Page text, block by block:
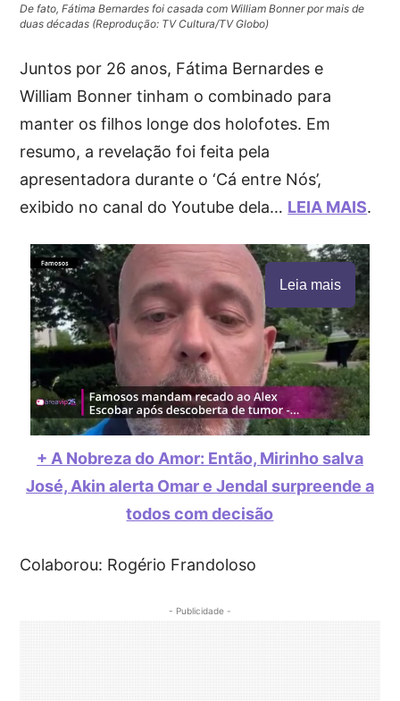
De fato, Fátima Bernardes foi casada com William Bonner por mais de
duas décadas (Reprodução: TV Cultura/TV Globo)
Juntos por 26 anos, Fátima Bernardes e
William Bonner tinham o combinado para
manter os filhos longe dos holofotes. Em
resumo, a revelação foi feita pela
apresentadora durante o ‘Cá entre Nós’,
exibido no canal do Youtube dela… LEIA MAIS.
Leia mais
+ A Nobreza do Amor: Então, Mirinho salva
José, Akin alerta Omar e Jendal surpreende a
todos com decisão
Colaborou: Rogério Frandoloso
- Publicidade -